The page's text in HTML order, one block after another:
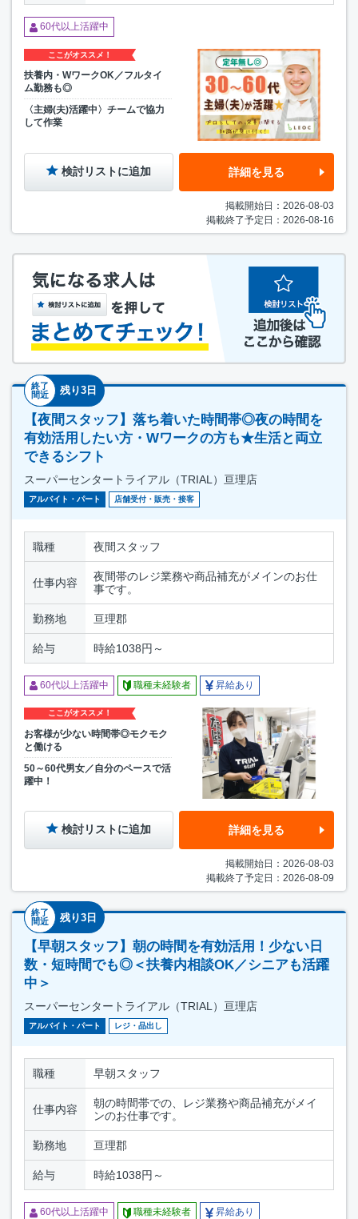
60代以上活躍中
ここがオススメ！
扶養内・WワークOK／フルタイ
ム勤務も◎
〈主婦(夫)活躍中〉チームで協力
して作業
検討リストに追加 詳細を見る
掲載開始日：2026-08-03
掲載終了予定日：2026-08-16
終了
間近
残り3日
【夜間スタッフ】落ち着いた時間帯◎夜の時間を
有効活用したい方・Wワークの方も★生活と両立
できるシフト
スーパーセンタートライアル（TRIAL）亘理店
アルバイト・パート 店舗受付・販売・接客
職種 夜間スタッフ
仕事内容
夜間帯のレジ業務や商品補充がメインのお仕
事です。
勤務地 亘理郡
給与 時給1038円～
60代以上活躍中 職種未経験者 昇給あり
ここがオススメ！
お客様が少ない時間帯◎モクモク
と働ける
50～60代男女／自分のペースで活
躍中！
検討リストに追加 詳細を見る
掲載開始日：2026-08-03
掲載終了予定日：2026-08-09
終了
間近
残り3日
【早朝スタッフ】朝の時間を有効活用！少ない日
数・短時間でも◎＜扶養内相談OK／シニアも活躍
中＞
スーパーセンタートライアル（TRIAL）亘理店
アルバイト・パート レジ・品出し
職種 早朝スタッフ
仕事内容
朝の時間帯での、レジ業務や商品補充がメイ
ンのお仕事です。
勤務地 亘理郡
給与 時給1038円～
60代以上活躍中 職種未経験者 昇給あり